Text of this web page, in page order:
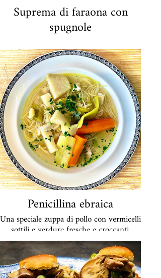
Suprema di faraona con
spugnole
francesi, viene cotta lentamente in modo
che rimanga tenera dentro e croccante
fuori. Io uso solo le tenere Supremes, cioè
il seno con un pezzo di coscia. Cucino le
spugnole con molta attenzione in modo
che non perdano il loro aroma delicato. Si
abbina bene con: tagliatelle a nastro e
mousse di carote o spinaci. Una vera
prelibatezza di lusso.
46 euro a porzione
Penicillina ebraica
Una speciale zuppa di pollo con vermicelli
sottili e verdure fresche e croccanti.
a porzione €26